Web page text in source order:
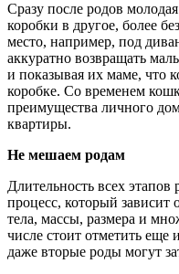
Сразу после родов
коробки в другое, более
место, например, под
аккуратно возвращать
и показывая их маме, что
коробке. Со временем
преимущества личного
квартиры.
Не мешаем родам
Длительность всех
процесс, который
тела, массы, размера и
числе стоит отметить
даже вторые роды могут